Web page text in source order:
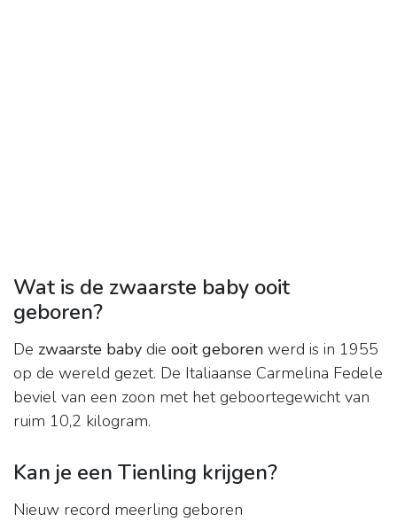
Wat is de zwaarste baby ooit
geboren?
De zwaarste baby die ooit geboren werd is in 1955
op de wereld gezet. De Italiaanse Carmelina Fedele
beviel van een zoon met het geboortegewicht van
ruim 10,2 kilogram.
Kan je een Tienling krijgen?
Nieuw record meerling geboren